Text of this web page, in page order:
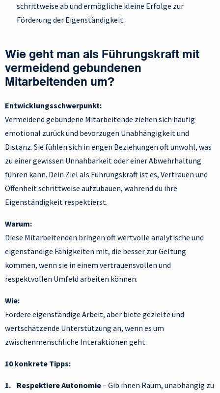
schrittweise ab und ermögliche kleine Erfolge zur
Förderung der Eigenständigkeit.
Wie geht man als Führungskraft mit
vermeidend gebundenen
Mitarbeitenden um?
Entwicklungsschwerpunkt:
Vermeidend gebundene Mitarbeitende ziehen sich häufig
emotional zurück und bevorzugen Unabhängigkeit und
Distanz. Sie fühlen sich in engen Beziehungen oft unwohl, was
zu einer gewissen Unnahbarkeit oder einer Abwehrhaltung
führen kann. Dein Ziel als Führungskraft ist es, Vertrauen und
Offenheit schrittweise aufzubauen, während du ihre
Eigenständigkeit respektierst.
Warum:
Diese Mitarbeitenden bringen oft wertvolle analytische und
eigenständige Fähigkeiten mit, die besser zur Geltung
kommen, wenn sie in einem vertrauensvollen und
respektvollen Umfeld arbeiten können.
Wie:
Fördere eigenständige Arbeit, aber biete gezielte und
wertschätzende Unterstützung an, wenn es um
zwischenmenschliche Interaktionen geht.
10 konkrete Tipps:
Respektiere Autonomie– Gib ihnen Raum, unabhängig zu